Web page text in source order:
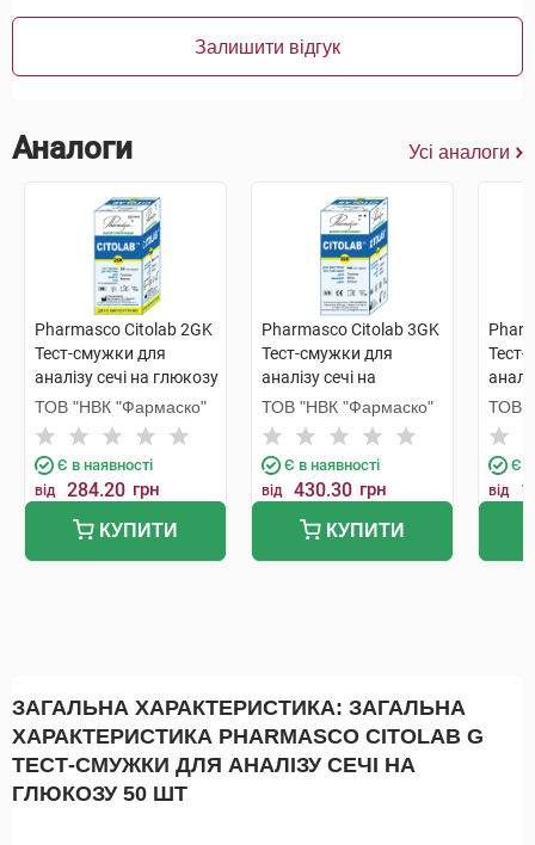
Залишити відгук
Аналоги Усі аналоги
Pharmasco Citolab 2GK
Тест-смужки для
аналізу сечі на глюкозу
і кетони 50 шт
ТОВ "НВК "Фармаско"
Є в наявності
від 284.20 грн
КУПИТИ
Pharmasco Citolab 3GK
Тест-смужки для
аналізу сечі на
глюкозу, білок, кетони
100 шт
ТОВ "НВК "Фармаско"
Є в наявності
від 430.30 грн
КУПИТИ
Тест-
25 шт
ТОВ
Є в
від
ЗАГАЛЬНА ХАРАКТЕРИСТИКА: ЗАГАЛЬНА
ХАРАКТЕРИСТИКА PHARMASCO CITOLAB G
ТЕСТ-СМУЖКИ ДЛЯ АНАЛІЗУ СЕЧІ НА
ГЛЮКОЗУ 50 ШТ